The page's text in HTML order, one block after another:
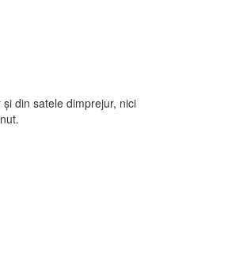
din satele dimprejur, nici